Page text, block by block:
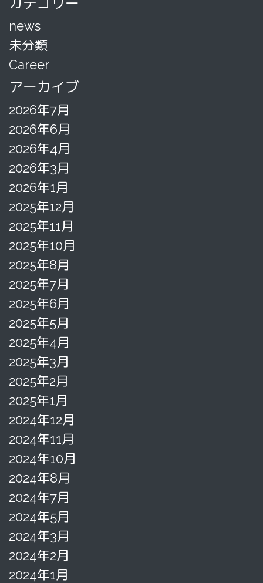
news
未分類
Career
アーカイブ
2026年7月
2026年6月
2026年4月
2026年3月
2026年1月
2025年12月
2025年11月
2025年10月
2025年8月
2025年7月
2025年6月
2025年5月
2025年4月
2025年3月
2025年2月
2025年1月
2024年12月
2024年11月
2024年10月
2024年8月
2024年7月
2024年5月
2024年3月
2024年2月
2024年1月